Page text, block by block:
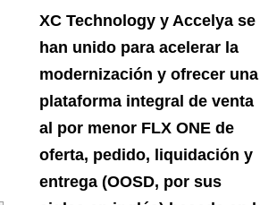
XC Technology y Accelya se
han unido para acelerar la
modernización y ofrecer una
plataforma integral de venta
al por menor FLX ONE de
oferta, pedido, liquidación y
entrega (OOSD, por sus